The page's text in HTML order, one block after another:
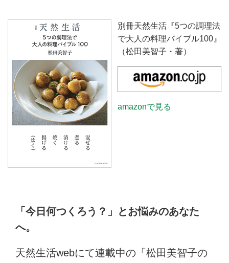
別冊天然生活『5つの調理法
で大人の料理バイブル100』
（松田美智子・著）
amazonで見る
「今日何つくろう？」とお悩みのあなた
へ。
天然生活webにて連載中の「松田美智子の